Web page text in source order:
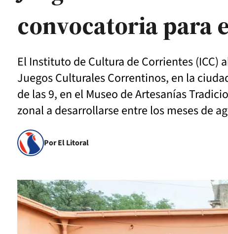
convocatoria para
El Instituto de Cultura de Corrientes
Juegos Culturales Correntinos, en la
de las 9, en el Museo de Artesanías
zonal a desarrollarse entre los meses de
Por El Litoral